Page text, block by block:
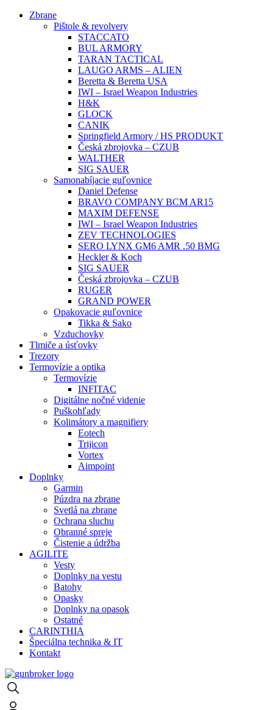
Zbrane
Pištole & revolvery
STACCATO
BUL ARMORY
TARAN TACTICAL
LAUGO ARMS – ALIEN
Beretta & Beretta USA
IWI – Israel Weapon Industries
H&K
GLOCK
CANIK
Springfield Armory / HS PRODUKT
Česká zbrojovka – CZUB
WALTHER
SIG SAUER
Samonabíjacie guľovnice
Daniel Defense
BRAVO COMPANY BCM AR15
MAXIM DEFENSE
IWI – Israel Weapon Industries
ZEV TECHNOLOGIES
SERO LYNX GM6 AMR .50 BMG
Heckler & Koch
SIG SAUER
Česká zbrojovka – CZUB
RUGER
GRAND POWER
Opakovacie guľovnice
Tikka & Sako
Vzduchovky
Tlmiče a úsťovky
Trezory
Termovízie a optika
Termovízie
INFITAC
Digitálne nočné videnie
Puškohľady
Kolimátory a magnifiery
Eotech
Trijicon
Vortex
Aimpoint
Doplnky
Garmin
Púzdra na zbrane
Svetlá na zbrane
Ochrana sluchu
Obranné spreje
Čistenie a údržba
AGILITE
Vesty
Doplnky na vestu
Batohy
Opasky
Doplnky na opasok
Ostatné
CARINTHIA
Špeciálna technika & IT
Kontakt